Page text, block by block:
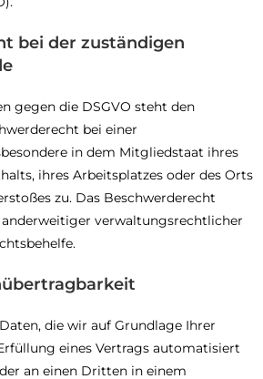
bei der zuständigen
gegen die DSGVO steht den
bei einer
in dem Mitgliedstaat ihres
ihres Arbeitsplatzes oder des Orts
zu. Das Beschwerderecht
verwaltungsrechtlicher
die wir auf Grundlage Ihrer
eines Vertrags automatisiert
an einen Dritten in einem